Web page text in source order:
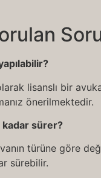
lisanslı bir
önerilmektedir.
kadar sürer?
türüne göre
sürebilir.